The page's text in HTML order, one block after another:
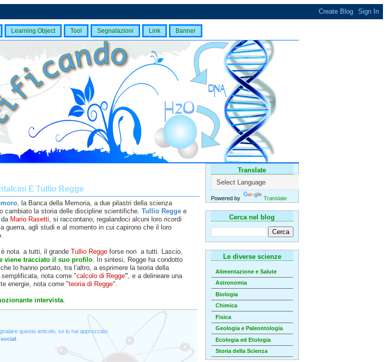
Learning Object Tool Segnalazioni Link Banner
Translate
Powered by Translate
Cerca nel blog
Le diverse scienze
Alimentazione e Salute
Astronomia
Biologia
Chimica
Fisica
Geologia e Paleontologia
Ecologia ed Etologia
Storia della Scienza
E Tullio Regge
, la Banca della Memoria, a due pilastri della scienza
cambiato la storia delle discipline scientifiche. Tullio Reggee
da Mario Rasetti, si raccontano, regalandoci alcuni loro ricordi
guerra, agli studi e al momento in cui capirono che il loro
è nota a tutti, il grande Tullio Reggeforse non a tutti. Lascio,
viene tracciato il suo profilo. In sintesi, Regge ha condotto
lo hanno portato, tra l’altro, a esprimere la teoria della
nota come "calcolo di Regge", e a delineare una
energie, nota come "teoria di Regge".
intervista.
questo articolo, se lo hai apprezzato.
.